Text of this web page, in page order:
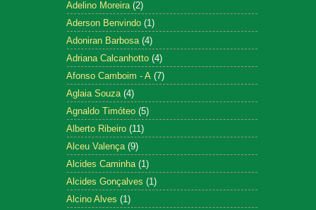
Adelino Moreira (2)
Aderson Benvindo (1)
Adoniran Barbosa (4)
Adriana Calcanhotto (4)
Afonso Camboim - A (7)
Aglaia Souza (4)
Agnaldo Timóteo (5)
Alberto Ribeiro (11)
Alceu Valença (9)
Alcides Caminha (1)
Alcides Gonçalves (1)
Alcino Alves (1)